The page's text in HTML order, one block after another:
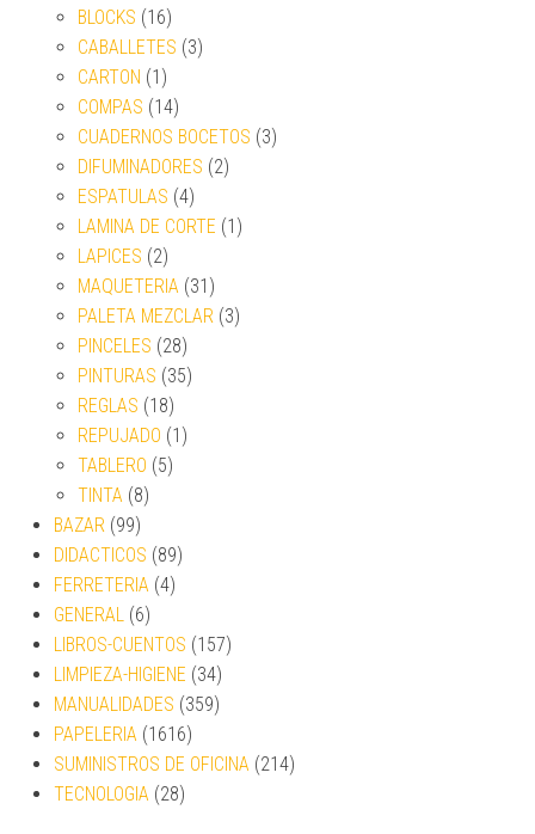
BLOCKS (16)
CABALLETES (3)
CARTON (1)
COMPAS (14)
CUADERNOS BOCETOS (3)
DIFUMINADORES (2)
ESPATULAS (4)
LAMINA DE CORTE (1)
LAPICES (2)
MAQUETERIA (31)
PALETA MEZCLAR (3)
PINCELES (28)
PINTURAS (35)
REGLAS (18)
REPUJADO (1)
TABLERO (5)
TINTA (8)
BAZAR (99)
DIDACTICOS (89)
FERRETERIA (4)
GENERAL (6)
LIBROS-CUENTOS (157)
LIMPIEZA-HIGIENE (34)
MANUALIDADES (359)
PAPELERIA (1616)
SUMINISTROS DE OFICINA (214)
TECNOLOGIA (28)